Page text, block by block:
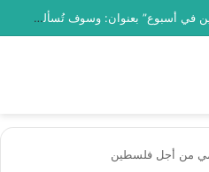
العدد (468) من مجلة “فلسطين في أسبوع” بعنوان: وسوف تُسألون عن الأقصى
من أجل فلسطين